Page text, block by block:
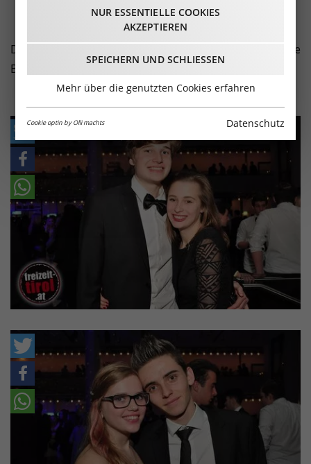
Der große Ball der HTL im Congress Innsbruck - hier die
Bilder vom Event!
NUR ESSENTIELLE COOKIES
AKZEPTIEREN
SPEICHERN UND SCHLIESSEN
Mehr über die genutzten Cookies erfahren
Cookie optin by Olli machts Datenschutz